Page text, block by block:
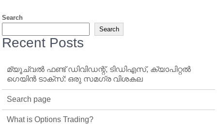
Search
Search
Recent Posts
മ്യൂച്വൽ ഫണ്ട് ഡിവിഡന്റ്, ടിഡിഎസ്, ക്യാപിറ്റൽ
ഗെയിൻ ടാക്‌സ്: ഒരു സമഗ്ര വിശകല
Search page
What is Options Trading?